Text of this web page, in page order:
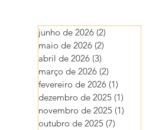
junho de 2026 (2)
maio de 2026 (2)
abril de 2026 (3)
março de 2026 (2)
fevereiro de 2026 (1)
dezembro de 2025 (1)
novembro de 2025 (1)
outubro de 2025 (7)